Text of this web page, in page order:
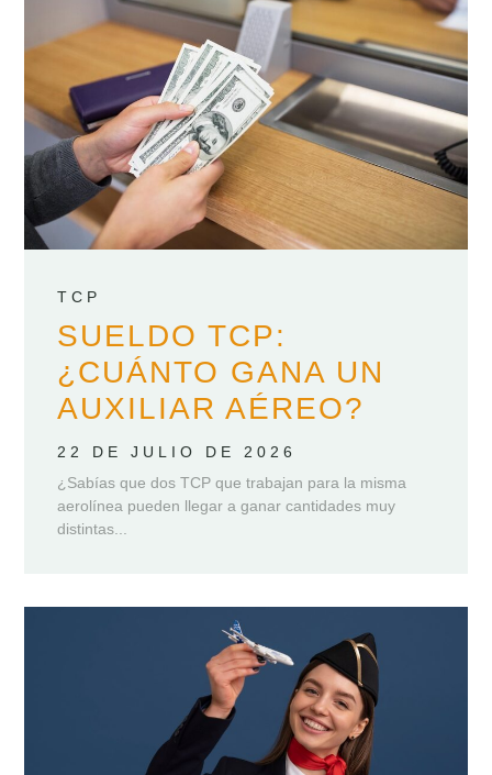
TCP
SUELDO TCP:
¿CUÁNTO GANA UN
AUXILIAR AÉREO?
22 DE JULIO DE 2026
¿Sabías que dos TCP que trabajan para la misma
aerolínea pueden llegar a ganar cantidades muy
distintas...